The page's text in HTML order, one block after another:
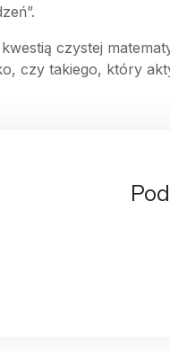
czystej
czy takiego, który